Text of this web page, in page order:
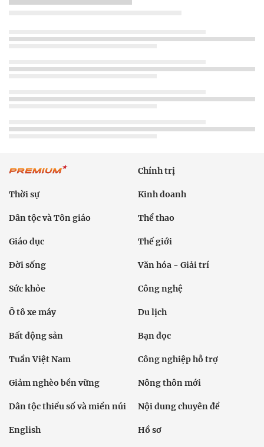
Chính trị
Thời sự Kinh doanh
Dân tộc và Tôn giáo Thể thao
Giáo dục Thế giới
Đời sống Văn hóa - Giải trí
Sức khỏe Công nghệ
Ô tô xe máy Du lịch
Bất động sản Bạn đọc
Tuần Việt Nam Công nghiệp hỗ trợ
Giảm nghèo bền vững Nông thôn mới
Dân tộc thiểu số và miền núi Nội dung chuyên đề
English Hồ sơ